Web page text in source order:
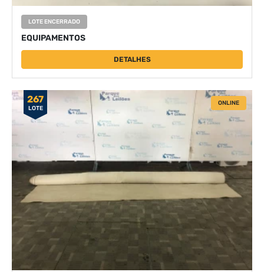
LOTE ENCERRADO
EQUIPAMENTOS
DETALHES
267
LOTE
ONLINE